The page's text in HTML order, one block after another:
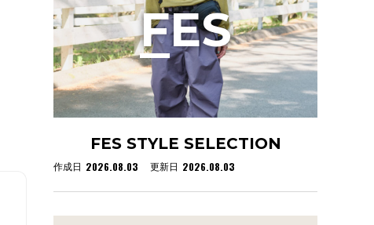
FES STYLE SELECTION
作成日 2026.08.03 更新日 2026.08.03
FES